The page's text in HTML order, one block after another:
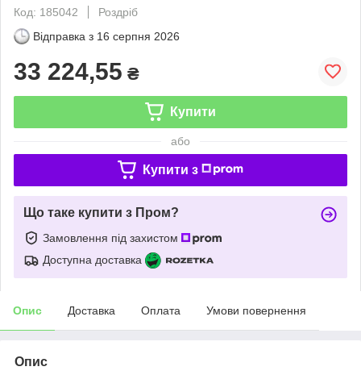
Код: 185042
Роздріб
Відправка з 16 серпня 2026
33 224,55 ₴
Купити
або
Купити з
Що таке купити з Пром?
Замовлення під захистом
Доступна доставка
Опис Доставка Оплата Умови повернення
Опис